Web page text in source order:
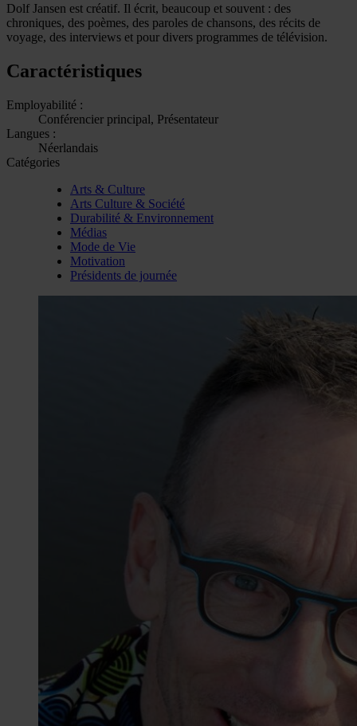
Dolf Jansen est créatif. Il écrit, beaucoup et souvent : des
chroniques, des poèmes, des paroles de chansons, des récits de
voyage, des interviews et pour divers programmes de télévision.
Caractéristiques
Employabilité :
Conférencier principal, Présentateur
Langues :
Néerlandais
Catégories
Arts & Culture
Arts Culture & Société
Durabilité & Environnement
Médias
Mode de Vie
Motivation
Présidents de journée